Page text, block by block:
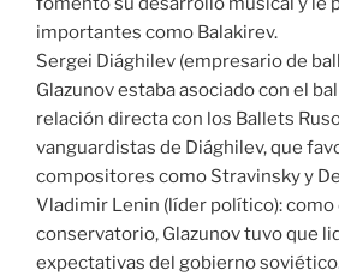
importantes como Balakirev.
Sergei Diághilev (empresario de
Glazunov estaba asociado con el
relación directa con los Ballets
vanguardistas de Diághilev, que
compositores como Stravinsky y
Vladimir Lenin (líder político):
conservatorio, Glazunov tuvo que
expectativas del gobierno